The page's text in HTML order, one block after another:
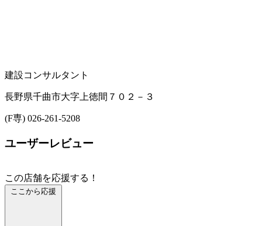
建設コンサルタント
長野県千曲市大字上徳間７０２－３
(F専) 026-261-5208
ユーザーレビュー
この店舗を応援する！
ここから応援